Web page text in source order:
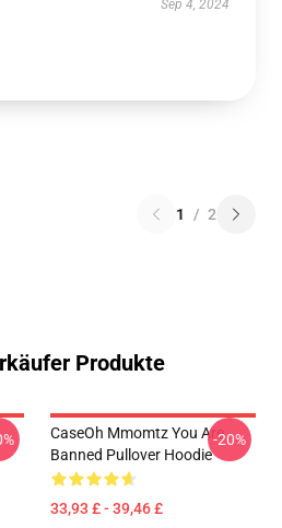
Sep 4, 2024
1 / 2
Produkte
CaseOh Mmomtz You Are
Banned Pullover Hoodie
33,93 £ - 39,46 £
-20%